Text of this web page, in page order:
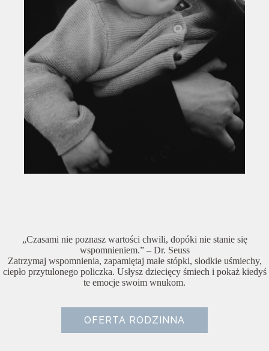
„Czasami nie poznasz wartości chwili, dopóki nie stanie się
wspomnieniem.” – Dr. Seuss
Zatrzymaj wspomnienia, zapamiętaj małe stópki, słodkie uśmiechy,
ciepło przytulonego policzka. Usłysz dziecięcy śmiech i pokaż kiedyś
te emocje swoim wnukom.
OFERTA RODZINNA